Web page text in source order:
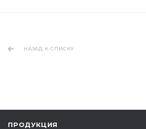
НАЗАД К СПИСКУ
ПРОДУКЦИЯ